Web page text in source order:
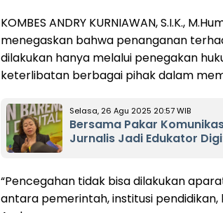
KOMBES ANDRY KURNIAWAN, S.I.K.,
menegaskan bahwa penanganan
dilakukan hanya melalui penegakan
keterlibatan berbagai pihak dalam
Selasa, 26 Agu 2025 20:57 WIB
Bersama Pakar
Jurnalis Jadi Edukator
“Pencegahan tidak bisa dilakukan
antara pemerintah, institusi pendidikan,